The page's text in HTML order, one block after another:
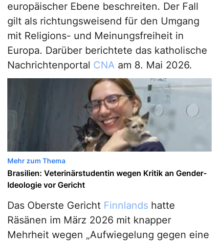
europäischer Ebene beschreiten. Der Fall
gilt als richtungsweisend für den Umgang
mit Religions- und Meinungsfreiheit in
Europa. Darüber berichtete das katholische
Nachrichtenportal CNA am 8. Mai 2026.
Mehr zum Thema
Brasilien: Veterinärstudentin wegen Kritik an Gender-
Ideologie vor Gericht
Das Oberste Gericht Finnlands hatte
Räsänen im März 2026 mit knapper
Mehrheit wegen „Aufwiegelung gegen eine